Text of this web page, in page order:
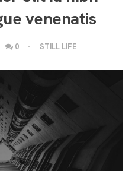
venenatis
0 STILL LIFE